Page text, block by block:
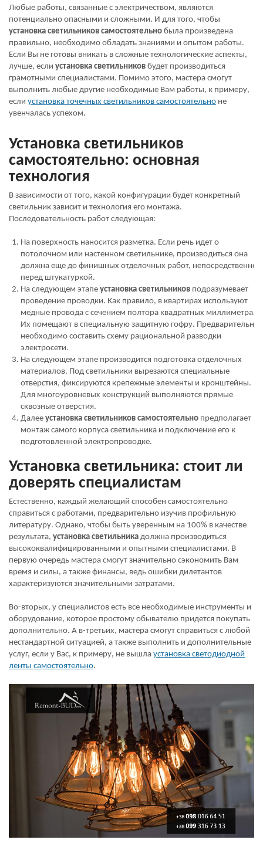
Любые работы, связанные с электричеством, являются
потенциально опасными и сложными. И для того, чтобы
установка светильников самостоятельно была произведена
правильно, необходимо обладать знаниями и опытом работы.
Если Вы не готовы вникать в сложные технологические аспекты,
лучше, если установка светильников будет производиться
грамотными специалистами. Помимо этого, мастера смогут
выполнить любые другие необходимые Вам работы, к примеру,
если установка точечных светильников самостоятельно не
увенчалась успехом.
Установка светильников
самостоятельно: основная
технология
В зависимости от того, какой конфигурации будет конкретный
светильник зависит и технология его монтажа.
Последовательность работ следующая:
На поверхность наносится разметка. Если речь идет о
потолочном или настенном светильнике, производиться она
должна еще до финишных отделочных работ, непосредственно
перед штукатуркой.
На следующем этапе установка светильников подразумевает
проведение проводки. Как правило, в квартирах используют
медные провода с сечением полтора квадратных миллиметра.
Их помещают в специальную защитную гофру. Предварительно
необходимо составить схему рациональной разводки
электросети.
На следующем этапе производится подготовка отделочных
материалов. Под светильники вырезаются специальные
отверстия, фиксируются крепежные элементы и кронштейны.
Для многоуровневых конструкций выполняются прямые
сквозные отверстия.
Далее установка светильников самостоятельно предполагает
монтаж самого корпуса светильника и подключение его к
подготовленной электропроводке.
Установка светильника: стоит ли
доверять специалистам
Естественно, каждый желающий способен самостоятельно
справиться с работами, предварительно изучив профильную
литературу. Однако, чтобы быть уверенным на 100% в качестве
результата, установка светильника должна производиться
высококвалифицированными и опытными специалистами. В
первую очередь мастера смогут значительно сэкономить Вам
время и силы, а также финансы, ведь ошибки дилетантов
характеризуются значительными затратами.
Во-вторых, у специалистов есть все необходимые инструменты и
оборудование, которое простому обывателю придется покупать
дополнительно. А в-третьих, мастера смогут справиться с любой
нестандартной ситуацией, а также выполнить и дополнительные
услуг, если у Вас, к примеру, не вышла установка светодиодной
ленты самостоятельно.